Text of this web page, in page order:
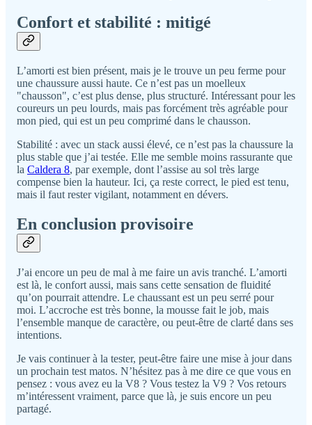
Confort et stabilité : mitigé
L’amorti est bien présent, mais je le trouve un peu ferme pour
une chaussure aussi haute. Ce n’est pas un moelleux
"chausson", c’est plus dense, plus structuré. Intéressant pour les
coureurs un peu lourds, mais pas forcément très agréable pour
mon pied, qui est un peu comprimé dans le chausson.
Stabilité : avec un stack aussi élevé, ce n’est pas la chaussure la
plus stable que j’ai testée. Elle me semble moins rassurante que
la Caldera 8, par exemple, dont l’assise au sol très large
compense bien la hauteur. Ici, ça reste correct, le pied est tenu,
mais il faut rester vigilant, notamment en dévers.
En conclusion provisoire
J’ai encore un peu de mal à me faire un avis tranché. L’amorti
est là, le confort aussi, mais sans cette sensation de fluidité
qu’on pourrait attendre. Le chaussant est un peu serré pour
moi. L’accroche est très bonne, la mousse fait le job, mais
l’ensemble manque de caractère, ou peut-être de clarté dans ses
intentions.
Je vais continuer à la tester, peut-être faire une mise à jour dans
un prochain test matos. N’hésitez pas à me dire ce que vous en
pensez : vous avez eu la V8 ? Vous testez la V9 ? Vos retours
m’intéressent vraiment, parce que là, je suis encore un peu
partagé.